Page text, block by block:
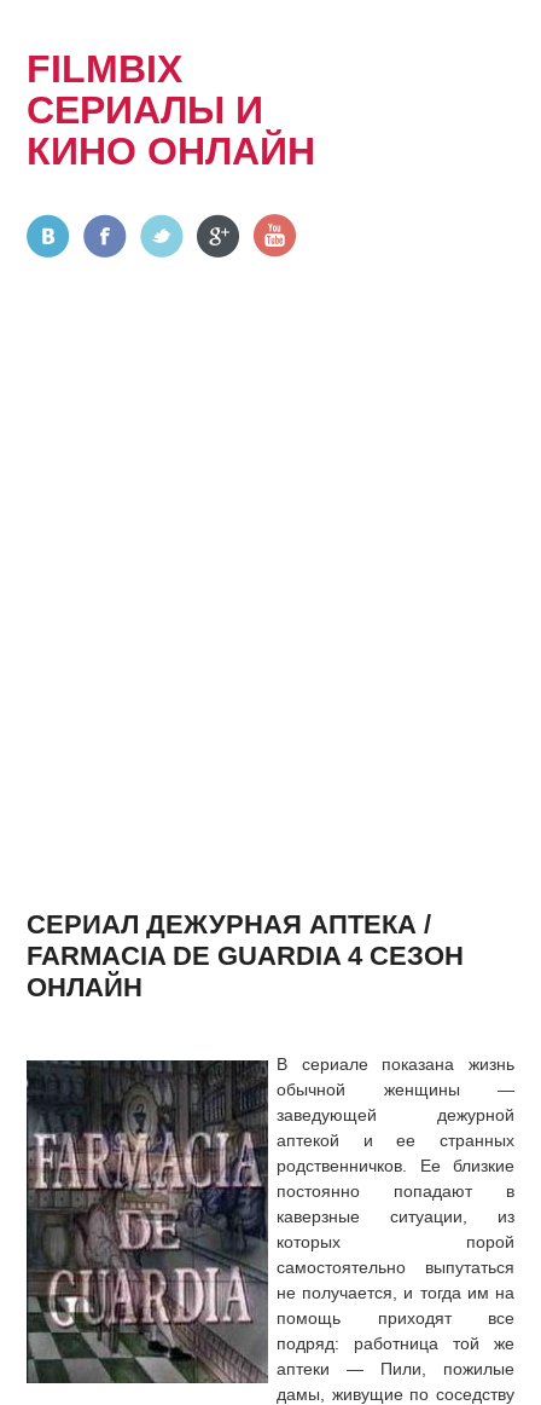
FILMBIX
СЕРИАЛЫ И
КИНО ОНЛАЙН
СЕРИАЛ ДЕЖУРНАЯ АПТЕКА /
FARMACIA DE GUARDIA 4 СЕЗОН
ОНЛАЙН
В сериале показана жизнь
обычной женщины —
заведующей дежурной
аптекой и ее странных
родственничков. Ее близкие
постоянно попадают в
каверзные ситуации, из
которых порой
самостоятельно выпутаться
не получается, и тогда им на
помощь приходят все
подряд: работница той же
аптеки — Пили, пожилые
дамы, живущие по соседству